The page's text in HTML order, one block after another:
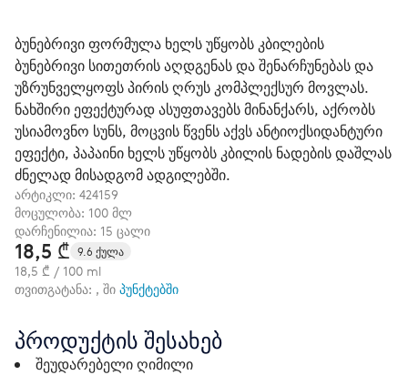
ბუნებრივი ფორმულა ხელს უწყობს კბილების
ბუნებრივი სითეთრის აღდგენას და შენარჩუნებას და
უზრუნველყოფს პირის ღრუს კომპლექსურ მოვლას.
ნახშირი ეფექტურად ასუფთავებს მინანქარს, აქრობს
უსიამოვნო სუნს, მოცვის წვენს აქვს ანტიოქსიდანტური
ეფექტი, პაპაინი ხელს უწყობს კბილის ნადების დაშლას
ძნელად მისადგომ ადგილებში.
არტიკლი: 424159
მოცულობა: 100 მლ
დარჩენილია: 15 ცალი
18,5 ₾ 9.6 ქულა
18,5 ₾ / 100 ml
თვითგატანა: , ში პუნქტებში
პროდუქტის შესახებ
შეუდარებელი ღიმილი